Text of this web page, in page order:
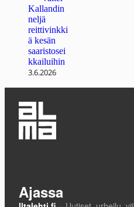
Kallandin
neljä
reittivinkki
ä kesän
saaristosei
kkailuihin
3.6.2026